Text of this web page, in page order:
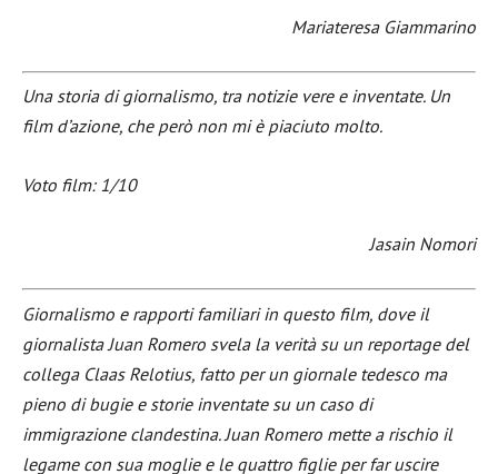
Mariateresa Giammarino
Una storia di giornalismo, tra notizie vere e inventate. Un
film d’azione, che però non mi è piaciuto molto.
Voto film: 1/10
Jasain Nomori
Giornalismo e rapporti familiari in questo film, dove il
giornalista Juan Romero svela la verità su un reportage del
collega Claas Relotius, fatto per un giornale tedesco ma
pieno di bugie e storie inventate su un caso di
immigrazione clandestina. Juan Romero mette a rischio il
legame con sua moglie e le quattro figlie per far uscire